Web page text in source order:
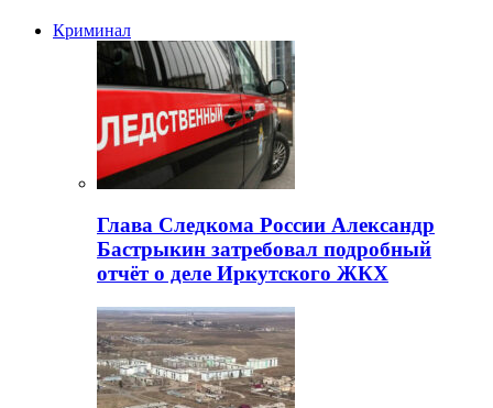
Криминал
Глава Следкома России Александр
Бастрыкин затребовал подробный
отчёт о деле Иркутского ЖКХ